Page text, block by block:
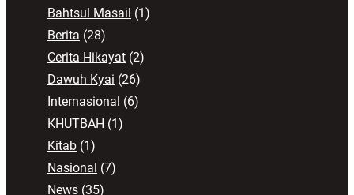
Bahtsul Masail (1)
Berita (28)
Cerita Hikayat (2)
Dawuh Kyai (26)
Internasional (6)
KHUTBAH (1)
Kitab (1)
Nasional (7)
News (35)